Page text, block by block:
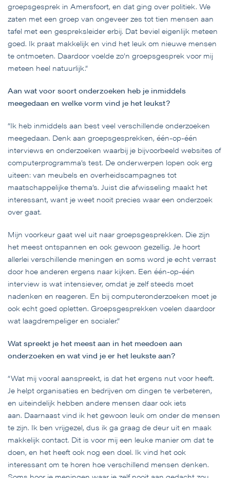
groepsgesprek in Amersfoort, en dat ging over politiek. We
zaten met een groep van ongeveer zes tot tien mensen aan
tafel met een gespreksleider erbij. Dat beviel eigenlijk meteen
goed. Ik praat makkelijk en vind het leuk om nieuwe mensen
te ontmoeten. Daardoor voelde zo’n groepsgesprek voor mij
meteen heel natuurlijk.”
Aan wat voor soort onderzoeken heb je inmiddels
meegedaan en welke vorm vind je het leukst?
“Ik heb inmiddels aan best veel verschillende onderzoeken
meegedaan. Denk aan groepsgesprekken, één-op-één
interviews en onderzoeken waarbij je bijvoorbeeld websites of
computerprogramma’s test. De onderwerpen lopen ook erg
uiteen: van meubels en overheidscampagnes tot
maatschappelijke thema’s. Juist die afwisseling maakt het
interessant, want je weet nooit precies waar een onderzoek
over gaat.
Mijn voorkeur gaat wel uit naar groepsgesprekken. Die zijn
het meest ontspannen en ook gewoon gezellig. Je hoort
allerlei verschillende meningen en soms word je echt verrast
door hoe anderen ergens naar kijken. Een één-op-één
interview is wat intensiever, omdat je zelf steeds moet
nadenken en reageren. En bij computeronderzoeken moet je
ook echt goed opletten. Groepsgesprekken voelen daardoor
wat laagdrempeliger en socialer.”
Wat spreekt je het meest aan in het meedoen aan
onderzoeken en wat vind je er het leukste aan?
“Wat mij vooral aanspreekt, is dat het ergens nut voor heeft.
Je helpt organisaties en bedrijven om dingen te verbeteren,
en uiteindelijk hebben andere mensen daar ook iets
aan. Daarnaast vind ik het gewoon leuk om onder de mensen
te zijn. Ik ben vrijgezel, dus ik ga graag de deur uit en maak
makkelijk contact. Dit is voor mij een leuke manier om dat te
doen, en het heeft ook nog een doel. Ik vind het ook
interessant om te horen hoe verschillend mensen denken.